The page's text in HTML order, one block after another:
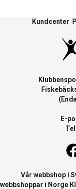
Kundcenter
Fiskebäcks
E-
Vår webbshop i
webbshoppar i Norge